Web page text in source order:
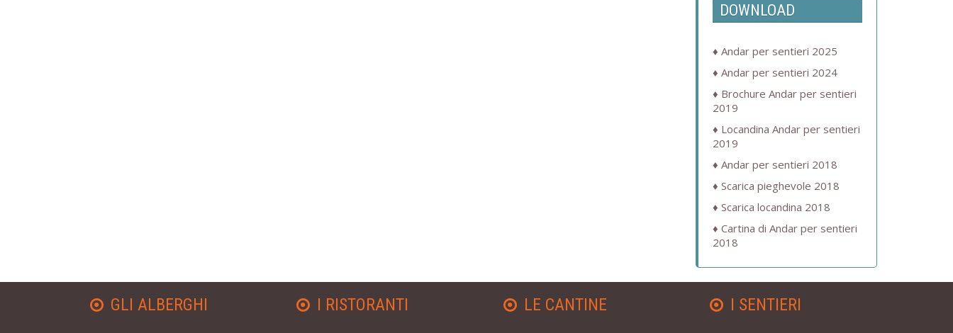
DOWNLOAD
Andar per sentieri 2025
Andar per sentieri 2024
Brochure Andar per sentieri
2019
Locandina Andar per sentieri
2019
Andar per sentieri 2018
Scarica pieghevole 2018
Scarica locandina 2018
Cartina di Andar per sentieri
2018
GLI ALBERGHI I RISTORANTI LE CANTINE I SENTIERI